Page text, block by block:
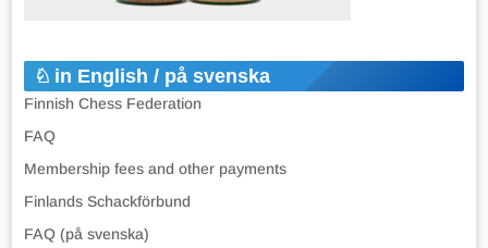
in English / på svenska
Finnish Chess Federation
FAQ
Membership fees and other payments
Finlands Schackförbund
FAQ (på svenska)